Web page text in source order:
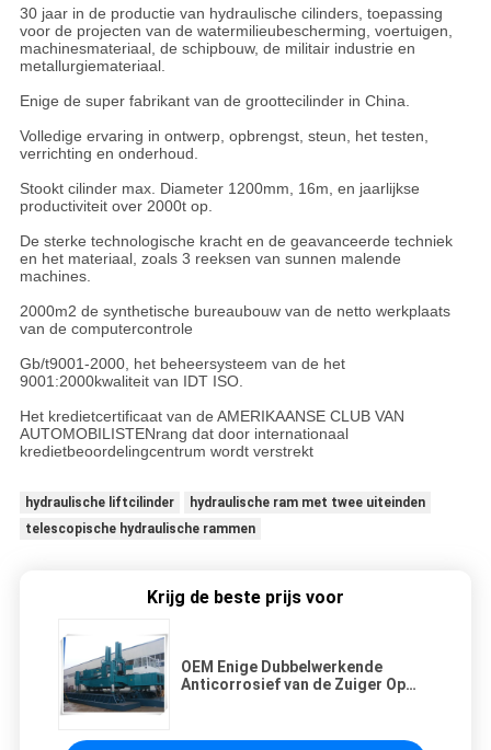
30 jaar in de productie van hydraulische cilinders, toepassing
voor de projecten van de watermilieubescherming, voertuigen,
machinesmateriaal, de schipbouw, de militair industrie en
metallurgiemateriaal.
Enige de super fabrikant van de groottecilinder in China.
Volledige ervaring in ontwerp, opbrengst, steun, het testen,
verrichting en onderhoud.
Stookt cilinder max. Diameter 1200mm, 16m, en jaarlijkse
productiviteit over 2000t op.
De sterke technologische kracht en de geavanceerde techniek
en het materiaal, zoals 3 reeksen van sunnen malende
machines.
2000m2 de synthetische bureaubouw van de netto werkplaats
van de computercontrole
Gb/t9001-2000, het beheersysteem van de het
9001:2000kwaliteit van IDT ISO.
Het kredietcertificaat van de AMERIKAANSE CLUB VAN
AUTOMOBILISTENrang dat door internationaal
kredietbeoordelingcentrum wordt verstrekt
hydraulische liftcilinder
hydraulische ram met twee uiteinden
telescopische hydraulische rammen
Krijg de beste prijs voor
OEM Enige Dubbelwerkende
Anticorrosief van de Zuiger Op